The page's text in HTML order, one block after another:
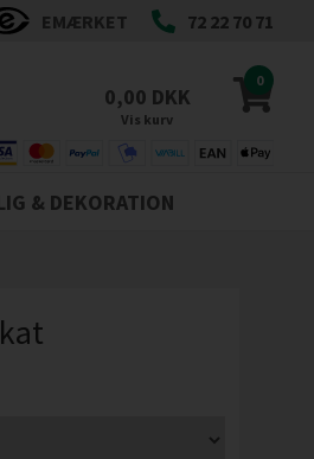
EMÆRKET 72 22 70 71
0
0,00 DKK
Vis kurv
& DEKORATION